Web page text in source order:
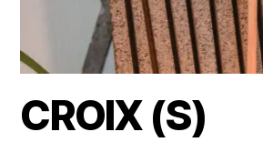
CROIX (S)